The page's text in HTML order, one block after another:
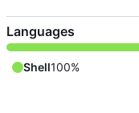
Languages
Shell100%